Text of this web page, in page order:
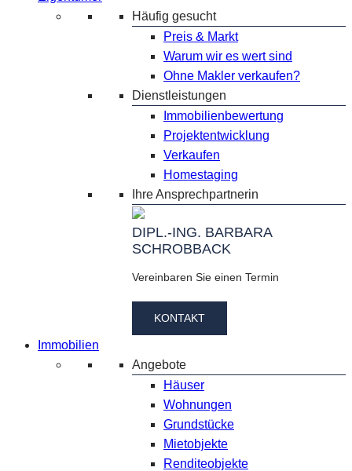
Häufig gesucht
Preis & Markt
Warum wir es wert sind
Ohne Makler verkaufen?
Dienstleistungen
Immobilienbewertung
Projektentwicklung
Verkaufen
Homestaging
Ihre Ansprechpartnerin
DIPL.-ING. BARBARA
SCHROBBACK
Vereinbaren Sie einen Termin
KONTAKT
Immobilien
Angebote
Häuser
Wohnungen
Grundstücke
Mietobjekte
Renditeobjekte